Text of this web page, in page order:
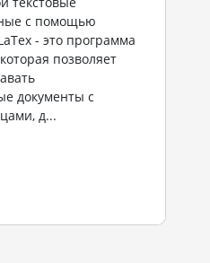
с помощью
- это программа
позволяет
документы с
д...